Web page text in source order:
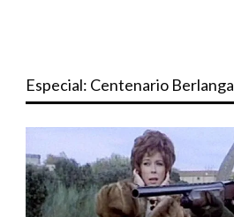
Especial: Centenario Berlanga